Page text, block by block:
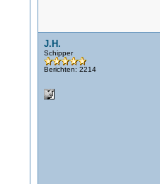
J.H.
Schipper
Berichten: 2214